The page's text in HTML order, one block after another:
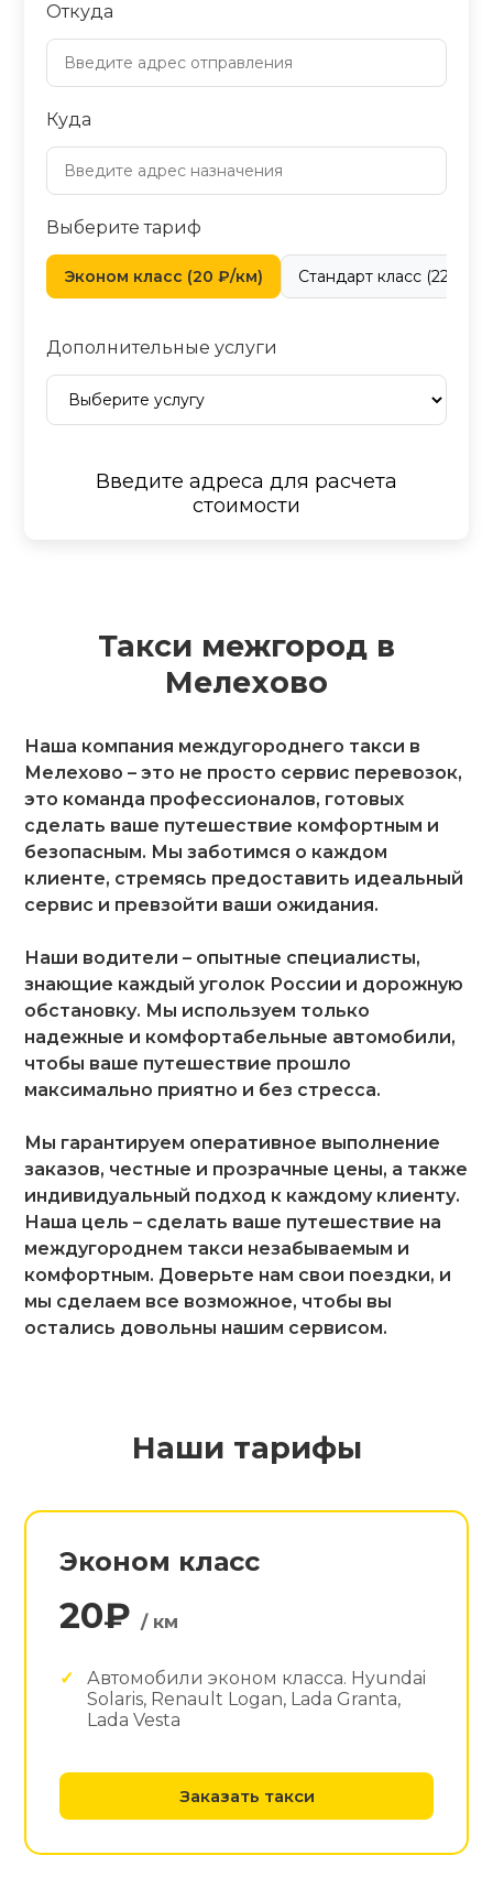
Откуда
Куда
Выберите тариф
Эконом класс (20 ₽/км) Стандарт класс (22 ₽/
Дополнительные услуги
Введите адреса для расчета
стоимости
Такси межгород в
Мелехово
Наша компания междугороднего такси в
Мелехово – это не просто сервис перевозок,
это команда профессионалов, готовых
сделать ваше путешествие комфортным и
безопасным. Мы заботимся о каждом
клиенте, стремясь предоставить идеальный
сервис и превзойти ваши ожидания.
Наши водители – опытные специалисты,
знающие каждый уголок России и дорожную
обстановку. Мы используем только
надежные и комфортабельные автомобили,
чтобы ваше путешествие прошло
максимально приятно и без стресса.
Мы гарантируем оперативное выполнение
заказов, честные и прозрачные цены, а также
индивидуальный подход к каждому клиенту.
Наша цель – сделать ваше путешествие на
междугороднем такси незабываемым и
комфортным. Доверьте нам свои поездки, и
мы сделаем все возможное, чтобы вы
остались довольны нашим сервисом.
Наши тарифы
Эконом класс
20₽/ км
Автомобили эконом класса. Hyundai
Solaris, Renault Logan, Lada Granta,
Lada Vesta
Заказать такси